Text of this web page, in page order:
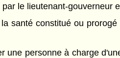
le lieutenant-gouverneur
santé constitué ou
une personne à charge